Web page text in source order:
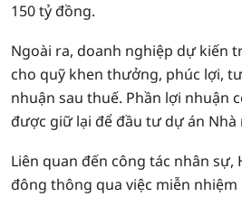
150 tỷ đồng.
Ngoài ra, doanh nghiệp dự kiến
cho quỹ khen thưởng, phúc lợi,
nhuận sau thuế. Phần lợi nhuận
được giữ lại để đầu tư dự án Nhà
Liên quan đến công tác nhân
đông thông qua việc miễn